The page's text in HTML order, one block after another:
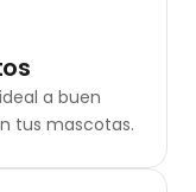
a buen
tus mascotas.